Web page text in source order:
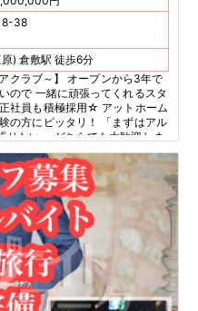
38
JR山陽本線(岡山～三原) 倉敷駅 徒歩6分
クラブ～】 オープンから3年で
ので 一緒に頑張ってくれるスタ
社員も積極採用☆ アットホーム
の方にピッタリ！ 「まずはアル
りたい」 どちらでも大歓迎しま